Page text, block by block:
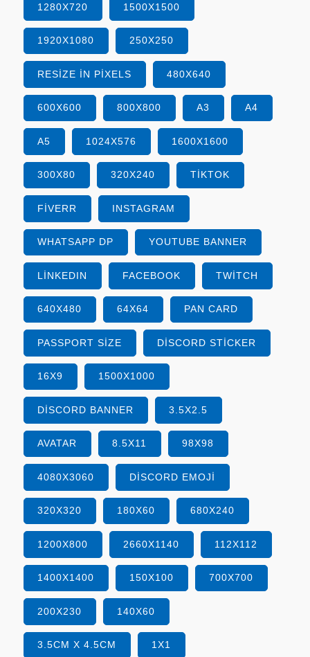
1280X720 1500X1500
1920X1080 250X250
RESIZE IN PIXELS 480X640
600X600 800X800 A3 A4
A5 1024X576 1600X1600
300X80 320X240 TIKTOK
FIVERR INSTAGRAM
WHATSAPP DP YOUTUBE BANNER
LINKEDIN FACEBOOK TWITCH
640X480 64X64 PAN CARD
PASSPORT SIZE DISCORD STICKER
16X9 1500X1000
DISCORD BANNER 3.5X2.5
AVATAR 8.5X11 98X98
4080X3060 DISCORD EMOJI
320X320 180X60 680X240
1200X800 2660X1140 112X112
1400X1400 150X100 700X700
200X230 140X60
3.5CM X 4.5CM 1X1